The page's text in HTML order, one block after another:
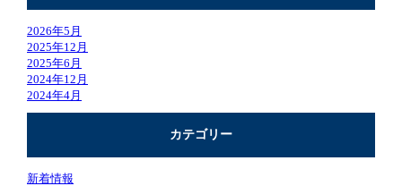
2026年5月
2025年12月
2025年6月
2024年12月
2024年4月
カテゴリー
新着情報